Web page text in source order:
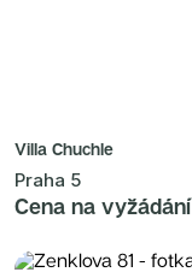
Villa Chuchle
Praha 5
Cena na vyžádání